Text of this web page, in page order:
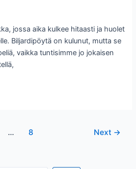
jossa aika kulkee hitaasti ja huolet
Biljardipöytä on kulunut, mutta se
vaikka tuntisimme jo jokaisen
… 8 Next →